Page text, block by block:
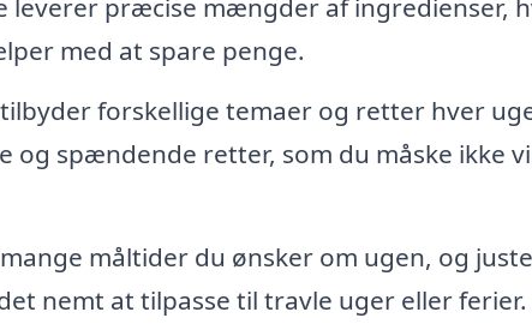
leverer præcise mængder af ingredienser,
med at spare penge.
forskellige temaer og retter hver
spændende retter, som du måske ikke
måltider du ønsker om ugen, og
nemt at tilpasse til travle uger eller ferier.